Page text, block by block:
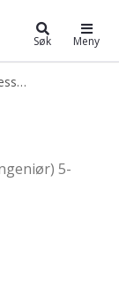
årig)
Søk Meny
Energi- og prosessteknikk
5-